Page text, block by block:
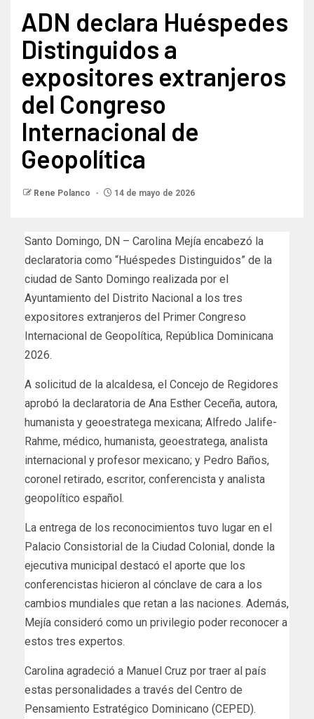
ADN declara Huéspedes
Distinguidos a
expositores extranjeros
del Congreso
Internacional de
Geopolítica
Rene Polanco 14 de mayo de 2026
Santo Domingo, DN – Carolina Mejía encabezó la
declaratoria como “Huéspedes Distinguidos” de la
ciudad de Santo Domingo realizada por el
Ayuntamiento del Distrito Nacional a los tres
expositores extranjeros del Primer Congreso
Internacional de Geopolítica, República Dominicana
2026.
A solicitud de la alcaldesa, el Concejo de Regidores
aprobó la declaratoria de Ana Esther Ceceña, autora,
humanista y geoestratega mexicana; Alfredo Jalife-
Rahme, médico, humanista, geoestratega, analista
internacional y profesor mexicano; y Pedro Baños,
coronel retirado, escritor, conferencista y analista
geopolítico español.
La entrega de los reconocimientos tuvo lugar en el
Palacio Consistorial de la Ciudad Colonial, donde la
ejecutiva municipal destacó el aporte que los
conferencistas hicieron al cónclave de cara a los
cambios mundiales que retan a las naciones. Además,
Mejía consideró como un privilegio poder reconocer a
estos tres expertos.
Carolina agradeció a Manuel Cruz por traer al país
estas personalidades a través del Centro de
Pensamiento Estratégico Dominicano (CEPED).